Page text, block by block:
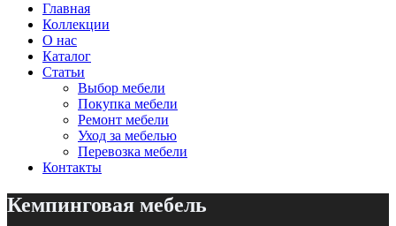
Главная
Коллекции
О нас
Каталог
Статьи
Выбор мебели
Покупка мебели
Ремонт мебели
Уход за мебелью
Перевозка мебели
Контакты
Кемпинговая мебель